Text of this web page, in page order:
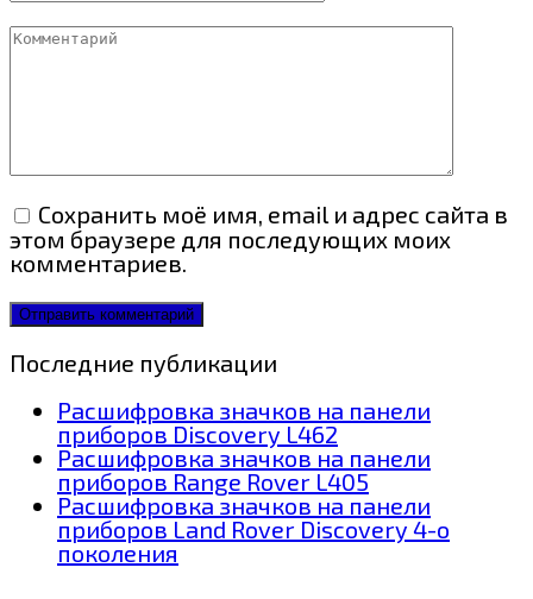
Комментарий
Сохранить моё имя, email и адрес сайта в
этом браузере для последующих моих
комментариев.
Последние публикации
Расшифровка значков на панели
приборов Discovery L462
Расшифровка значков на панели
приборов Range Rover L405
Расшифровка значков на панели
приборов Land Rover Discovery 4-о
поколения